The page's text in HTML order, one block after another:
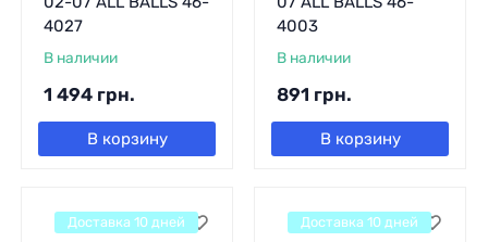
4027
В наличии
1 494 грн.
В корзину
4003
В наличии
891 грн.
В корзину
Доставка 10 дней Доставка 10 дней